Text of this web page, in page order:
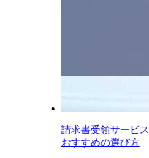
請求書受領サービ
おすすめの選び方